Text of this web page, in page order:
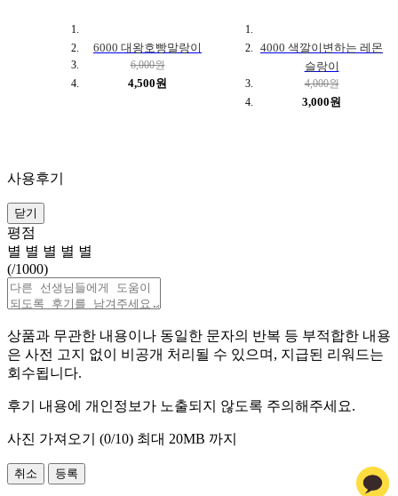
6000 대왕호빵말랑이
6,000원
4,500원
4000 색깔이변하는 레몬
슬랑이
4,000원
3,000원
사용후기
닫기
평점
별 별 별 별 별
(/1000)
상품과 무관한 내용이나 동일한 문자의 반복 등 부적합한 내용
은 사전 고지 없이 비공개 처리될 수 있으며, 지급된 리워드는
회수됩니다.
후기 내용에 개인정보가 노출되지 않도록 주의해주세요.
사진 가져오기 (0/10) 최대 20MB 까지
취소 등록